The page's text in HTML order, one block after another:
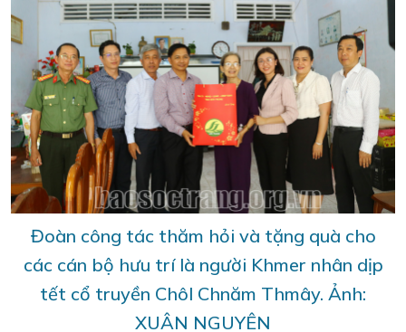
Đoàn công tác thăm hỏi và tặng quà cho
các cán bộ hưu trí là người Khmer nhân dịp
tết cổ truyền Chôl Chnăm Thmây. Ảnh:
XUÂN NGUYÊN